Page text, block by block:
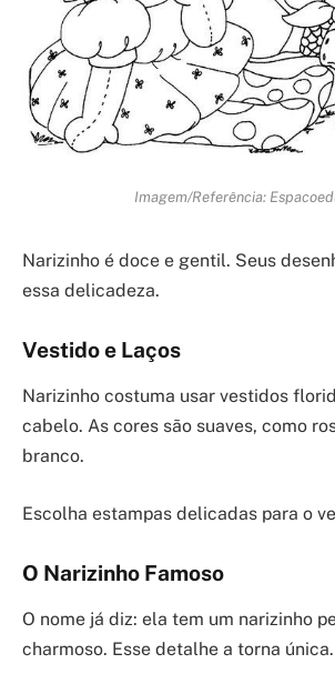
Imagem/Referência:
Narizinho é doce e gentil. Seus
essa delicadeza.
Vestido e Laços
Narizinho costuma usar vestidos
cabelo. As cores são suaves, como
branco.
Escolha estampas delicadas para o
O Narizinho Famoso
O nome já diz: ela tem um narizinho
charmoso. Esse detalhe a torna única.